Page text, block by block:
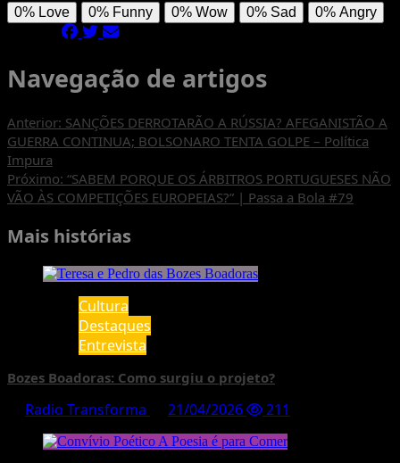
0% Love 0% Funny 0% Wow 0% Sad 0% Angry
Navegação de artigos
Anterior: SANÇÕES DERROTARÃO A RÚSSIA? AFEGANISTÃO A
GUERRA CONTINUA; BOLSONARO TENTA GOLPE – Política
Impura
Próximo: “SABEM PORQUE OS ÁRBITROS PORTUGUESES NÃO
VÃO ÀS COMPETIÇÕES EUROPEIAS?” | Passa a Bola #79
Mais histórias
Cultura
Destaques
Entrevista
Bozes Boadoras: Como surgiu o projeto?
Radio Transforma 21/04/2026 211